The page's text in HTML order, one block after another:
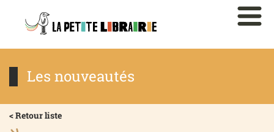
Les nouveautés
< Retour liste